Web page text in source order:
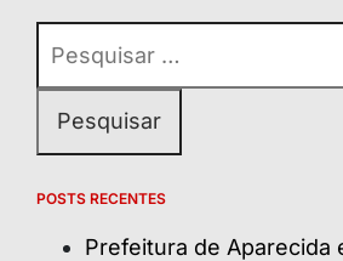
por:
POSTS RECENTES
Prefeitura de Aparecida